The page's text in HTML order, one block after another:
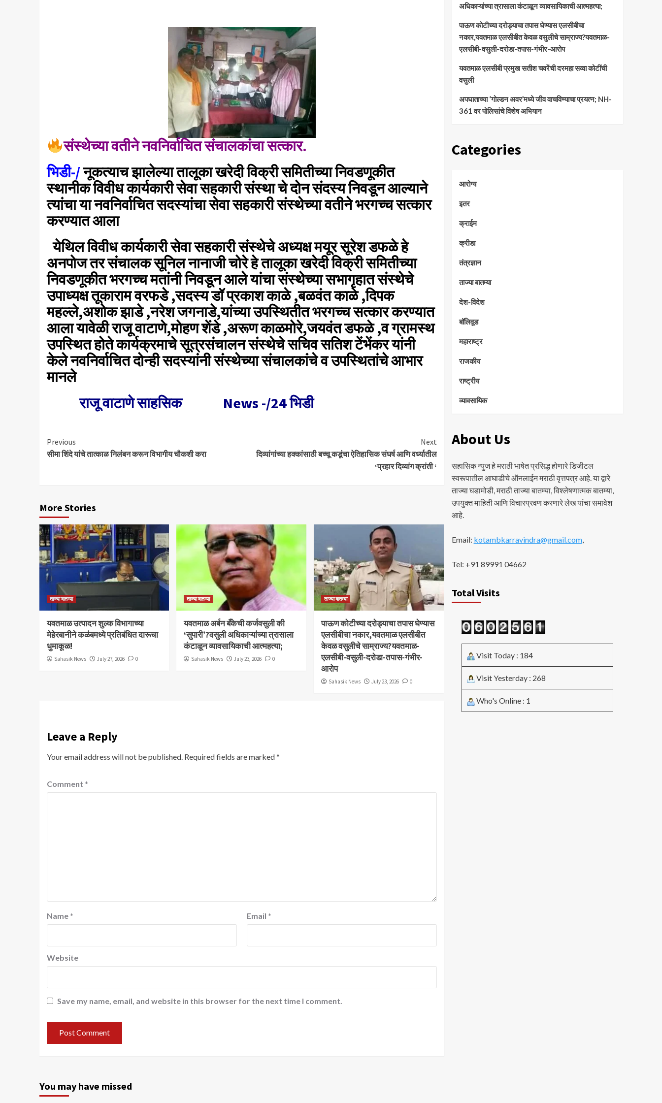
संस्थेच्या वतीने नवनिर्वाचित संचालकांचा सत्कार.
भिडी-/नूकत्याच झालेल्या तालूका खरेदी विक्री समितीच्या निवडणूकीत
स्थानीक विवीध कार्यकारी सेवा सहकारी संस्था चे दोन संदस्य निवडून आल्याने
त्यांचा या नवनिर्वाचित सदस्यांचा सेवा सहकारी संस्थेच्या वतीने भरगच्च सत्कार
करण्यात आला
येथिल विवीध कार्यकारी सेवा सहकारी संस्थेचे अध्यक्ष मयूर सूरेश डफळे हे
अनपोज तर संचालक सूनिल नानाजी चोरे हे तालूका खरेदी विक्री समितीच्या
निवडणूकीत भरगच्च मतांनी निवडून आले यांचा संस्थेच्या सभागृहात संस्थेचे
उपाध्यक्ष तूकाराम वरफडे ,सदस्य डॉ प्रकाश काळे ,बळवंत काळे ,दिपक
महल्ले,अशोक झाडे ,नरेश जगनाडे,यांच्या उपस्थितीत भरगच्च सत्कार करण्यात
आला यावेळी राजू वाटाणे,मोहण शेंडे ,अरूण काळमोरे,जयवंत डफळे ,व ग्रामस्थ
उपस्थित होते कार्यक्रमाचे सूत्रसंचालन संस्थेचे सचिव सतिश टेंभेंकर यांनी
केले नवनिर्वाचित दोन्ही सदस्यांनी संस्थेच्या संचालकांचे व उपस्थितांचे आभार
मानले
राजू वाटाणे साहसिक News -/24 भिडी
Continue
Reading
Previous
सीमा शिंदे यांचे तात्काळ निलंबन करून विभागीय चौकशी करा
Next
दिव्यांगांच्या हक्कांसाठी बच्चू कडूंचा ऐतिहासिक संघर्ष आणि वर्ध्यातील
‘प्रहार दिव्यांग क्रांती ‘
More Stories
ताज्या बातम्या
यवतमाळ उत्पादन शुल्क विभागाच्या
मेहेरबानीने कळंबमध्ये प्रतिबंधित दारूचा
धुमाकूळ!
Sahasik News July 27, 2026 0
ताज्या बातम्या
​यवतमाळ अर्बन बँकेची कर्जवसुली की
‘सुपारी’?वसुली अधिकाऱ्यांच्या त्रासाला
कंटाळून व्यावसायिकाची आत्महत्या;
Sahasik News July 23, 2026 0
ताज्या बातम्या
पाऊण कोटीच्या दरोड्याचा तपास घेण्यास
एलसीबीचा नकार,यवतमाळ एलसीबीत
केवळ वसुलीचे साम्राज्य?यवतमाळ-
एलसीबी-वसुली-दरोडा-तपास-गंभीर-
आरोप
Sahasik News July 23, 2026 0
Leave a Reply
Your email address will not be published. Required fields are marked*
Comment *
Name * Email *
Website
Save my name, email, and website in this browser for the next time I comment.
अधिकाऱ्यांच्या त्रासाला कंटाळून व्यावसायिकाची आत्महत्या;
पाऊण कोटीच्या दरोड्याचा तपास घेण्यास एलसीबीचा
नकार,यवतमाळ एलसीबीत केवळ वसुलीचे साम्राज्य?यवतमाळ-
एलसीबी-वसुली-दरोडा-तपास-गंभीर-आरोप
यवतमाळ एलसीबी प्रमुख सतीश चवरेंची दरमहा सव्वा कोटींची
वसुली
अपघाताच्या ‘गोल्डन अवर’मध्ये जीव वाचविण्याचा प्रयत्न; NH-
361 वर पोलिसांचे विशेष अभियान
Categories
आरोग्य
इतर
क्राईम
क्रीडा
तंत्रज्ञान
ताज्या बातम्या
देश-विदेश
बॉलिवूड
महाराष्ट्र
राजकीय
राष्ट्रीय
व्यावसायिक
About Us
सहासिक न्युज हे मराठी भाषेत प्रसिद्ध होणारे डिजीटल
स्वरूपातील आघाडीचे ऑनलाईन मराठी वृत्तपत्र आहे. या द्वारे
ताज्या घडामोडी, मराठी ताज्या बातम्या, विश्लेषणात्मक बातम्या,
उपयुक्त माहिती आणि विचारप्रवण करणारे लेख यांचा समावेश
आहे.
Email: kotambkarravindra@gmail.com,
Tel: +91 89991 04662
Total Visits
Visit Today : 184
Visit Yesterday : 268
Who's Online : 1
You may have missed